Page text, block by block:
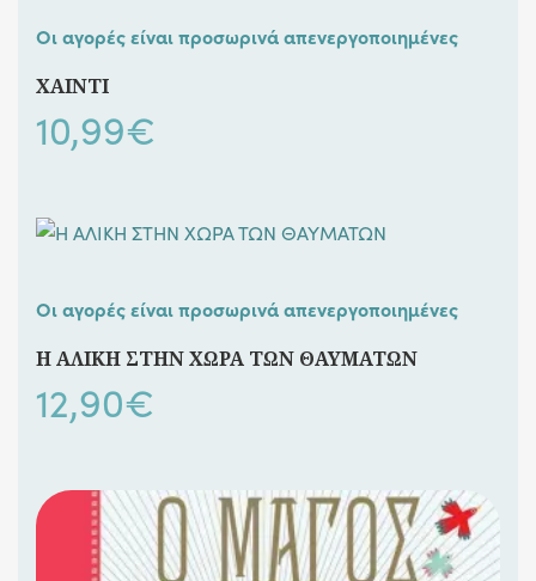
Οι αγορές είναι προσωρινά απενεργοποιημένες
ΧΑΙΝΤΙ
10,99€
Οι αγορές είναι προσωρινά απενεργοποιημένες
Η ΑΛΙΚΗ ΣΤΗΝ ΧΩΡΑ ΤΩΝ ΘΑΥΜΑΤΩΝ
12,90€